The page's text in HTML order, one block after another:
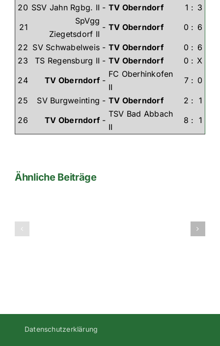
20 SSV Jahn Rgbg. II - TV Oberndorf 1 : 3
21
SpVgg
Ziegetsdorf II
- TV Oberndorf 0 : 6
22 SV Schwabelweis - TV Oberndorf 0 : 6
23
TS Regensburg II - TV Oberndorf 0 : X
24
TV Oberndorf -
FC Oberhinkofen
II
7 : 0
25 SV Burgweinting - TV Oberndorf 2 : 1
26
TV Oberndorf -
TSV Bad Abbach
II
8 : 1
Ähnliche Beiträge
Datenschutzerklärung